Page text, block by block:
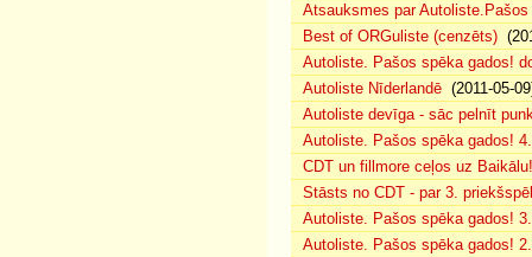
Atsauksmes par
Best of ORGuliste (cenzēts)
Autoliste. Pašos spēka gados!
Autoliste Nīderlandē (2011-05-
Autoliste devīga - sāc pelnīt
Autoliste. Pašos spēka gados!
CDT un fillmore ceļos uz Baikālu!
Stāsts no CDT - par 3.
Autoliste. Pašos spēka gados!
Autoliste. Pašos spēka gados!